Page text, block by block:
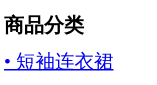
商品分类
• 短袖连衣裙